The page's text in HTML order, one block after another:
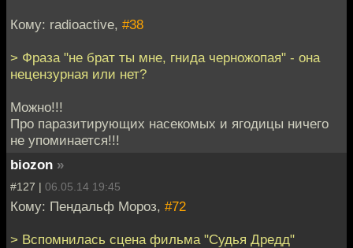
Кому: radioactive, #38
> Фраза "не брат ты мне, гнида черножопая" - она
нецензурная или нет?
Можно!!!
Про паразитирующих насекомых и ягодицы ничего
не упоминается!!!
biozon »
#127 | 06.05.14 19:45
Кому: Пендальф Мороз, #72
> Вспомнилась сцена фильма "Судья Дредд"